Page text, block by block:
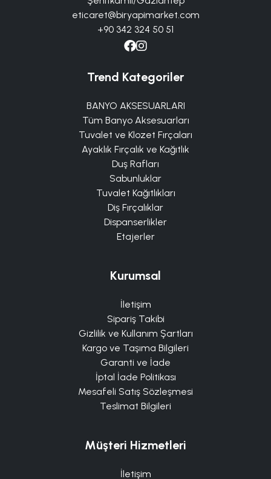
eticaret@biryapimarket.com
+90 342 324 50 51
Trend Kategoriler
BANYO AKSESUARLARI
Tüm Banyo Aksesuarları
Tuvalet ve Klozet Fırçaları
Ayaklık Fırçalık ve Kağıtlık
Duş Rafları
Sabunluklar
Tuvalet Kağıtlıkları
Diş Fırçalıklar
Dispanserlikler
Etajerler
Kurumsal
İletişim
Sipariş Takibi
Gizlilik ve Kullanım Şartları
Kargo ve Taşıma Bilgileri
Garanti ve İade
İptal İade Politikası
Mesafeli Satış Sözleşmesi
Teslimat Bilgileri
Müşteri Hizmetleri
İletişim